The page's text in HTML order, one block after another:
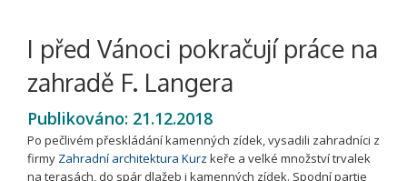
I před Vánoci pokračují práce na
zahradě F. Langera
Publikováno: 21.12.2018
Po pečlivém přeskládání kamenných zídek, vysadili zahradníci z
firmy Zahradní architektura Kurz keře a velké množství trvalek
na terasách, do spár dlažeb i kamenných zídek. Spodní partie